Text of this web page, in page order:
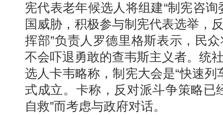
宪代表老年候选人将组建“制宪咨
国威胁，积极参与制宪代表选举，
挥部”负责人罗德里格斯表示，民
不会吓退勇敢的查韦斯主义者。统
选人卡韦略称，制宪大会是“快速
式成立。卡称，反对派斗争策略已
自救”而考虑与政府对话。